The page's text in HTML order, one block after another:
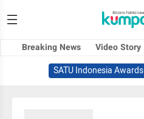
Breaking News Video Story
SATU Indonesia Awards